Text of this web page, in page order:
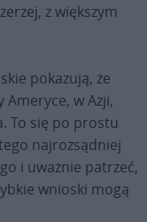
z większym
pokazują, że
w Azji,
To się po prostu
najrozsądniej
i uważnie patrzeć,
wnioski mogą